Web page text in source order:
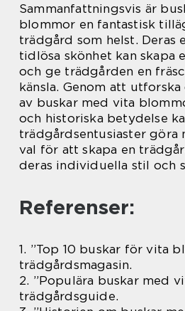
Sammanfattningsvis är
blommor en fantastisk
trädgård som helst. Deras
tidlösa skönhet kan skapa
och ge trädgården en
känsla. Genom att
av buskar med vita
och historiska betydelse
trädgårdsentusiaster göra
val för att skapa en
deras individuella stil och
Referenser:
1. ”Top 10 buskar för vita
trädgårdsmagasin.
2. ”Populära buskar med
trädgårdsguide.